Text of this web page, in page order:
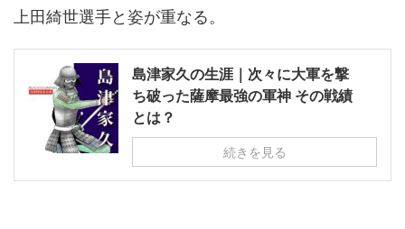
上田綺世選手と姿が重なる。
島津家久の生涯｜次々に大軍を撃
ち破った薩摩最強の軍神 その戦績
とは？
続きを見る